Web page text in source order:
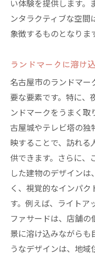
い体験を提供します。
ンタラクティブな空
象徴するものとなりま
ランドマークに溶け
名古屋市のランドマ
要な要素です。特に、
ンドマークをうまく
古屋城やテレビ塔の独
映することで、訪れ
供できます。さらに、
した建物のデザイン
く、視覚的なインパ
す。例えば、ライトア
ファサードは、店舗
景に溶け込みながらも
うなデザインは、地